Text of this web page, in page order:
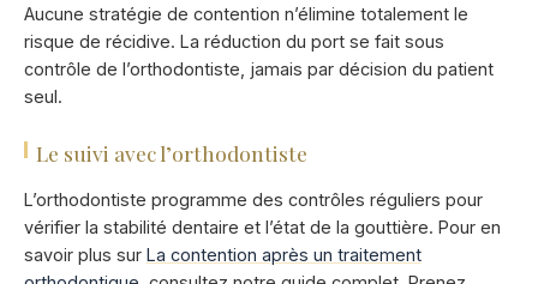
Aucune stratégie de contention n’élimine totalement le
risque de récidive. La réduction du port se fait sous
contrôle de l’orthodontiste, jamais par décision du patient
seul.
Le suivi avec l’orthodontiste
L’orthodontiste programme des contrôles réguliers pour
vérifier la stabilité dentaire et l’état de la gouttière. Pour en
savoir plus sur La contention après un traitement